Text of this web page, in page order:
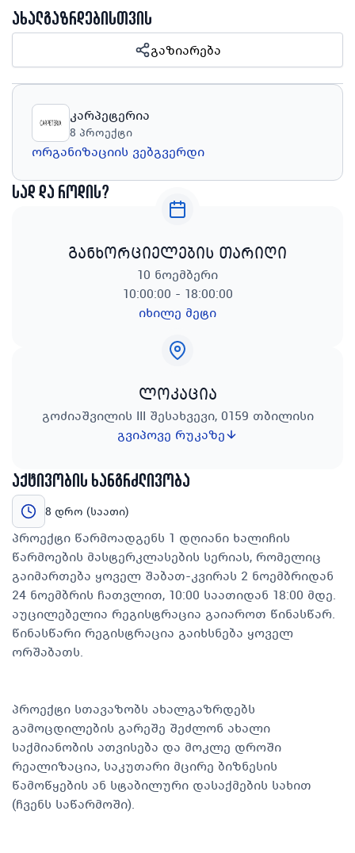
ახალგაზრდებისთვის
გაზიარება
კარპეტერია
8 პროექტი
ორგანიზაციის ვებგვერდი
სად და როდის?
განხორციელების თარიღი
10 ნოემბერი
10:00:00 - 18:00:00
იხილე მეტი
ლოკაცია
გოძიაშვილის III შესახვევი, 0159 თბილისი
გვიპოვე რუკაზე
აქტივობის ხანგრძლივობა
8 დრო (საათი)
პროექტი წარმოადგენს 1 დღიანი ხალიჩის
წარმოების მასტერკლასების სერიას, რომელიც
გაიმართება ყოველ შაბათ-კვირას 2 ნოემბრიდან
24 ნოემბრის ჩათვლით, 10:00 საათიდან 18:00 მდე.
აუცილებელია რეგისტრაცია გაიაროთ წინასწარ.
წინასწარი რეგისტრაცია გაიხსნება ყოველ
ორშაბათს.
პროექტი სთავაზობს ახალგაზრდებს
გამოცდილების გარეშე შეძლონ ახალი
საქმიანობის ათვისება და მოკლე დროში
რეალიზაცია, საკუთარი მცირე ბიზნესის
წამოწყების ან სტაბილური დასაქმების სახით
(ჩვენს საწარმოში).